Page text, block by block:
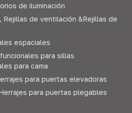
de iluminación
Rejillas de ventilación &Rejillas de
espaciales
para sillas
para cama
para puertas elevadoras
para puertas plegables